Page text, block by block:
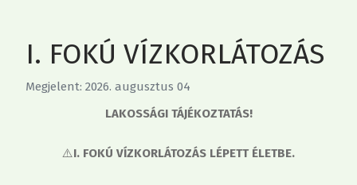
I. FOKÚ VÍZKORLÁTOZÁS
Megjelent: 2026. augusztus 04
LAKOSSÁGI TÁJÉKOZTATÁS!
⚠️I. FOKÚ VÍZKORLÁTOZÁS LÉPETT ÉLETBE.